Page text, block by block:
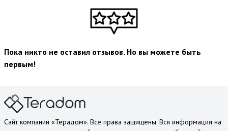
Пока никто не оставил отзывов. Но вы можете быть
первым!
Сайт компании «Терадом». Все права защищены. Вся информация на